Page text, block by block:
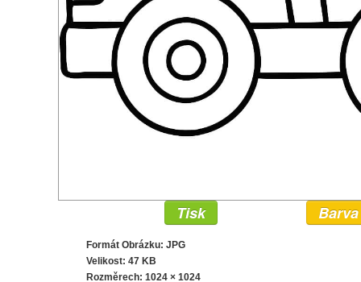
Tisk
Formát Obrázku: JPG
Velikost: 47 KB
Rozměrech: 1024 × 1024